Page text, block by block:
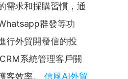
需求和採購習慣，通
群發等功
行外貿開發信的投
系統管理客戶關
客效率。 信風AI外貿